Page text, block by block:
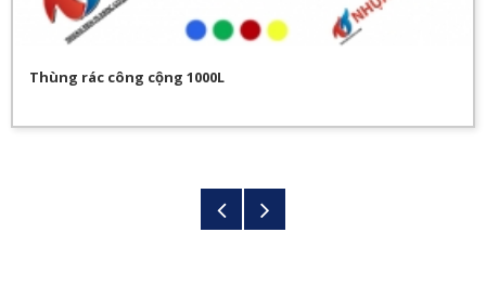
Thùng rác công cộng 1000L